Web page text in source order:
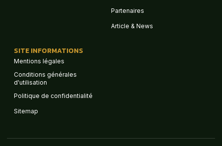
Partenaires
Article & News
SITE INFORMATIONS
Mentions légales
Conditions générales
d'utilisation
Politique de confidentialité
Sitemap